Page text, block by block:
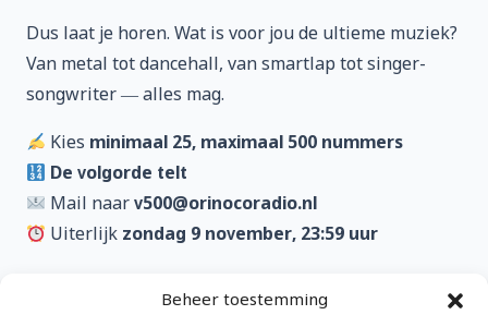
Beheer toestemming
Dus laat je horen. Wat is voor jou de ultieme muziek?
Van metal tot dancehall, van smartlap tot singer-
songwriter — alles mag.
Kies minimaal 25, maximaal 500 nummers
De volgorde telt
Mail naarv500@orinocoradio.nl
Uiterlijk zondag 9 november, 23:59 uur